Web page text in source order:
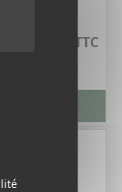
TTC